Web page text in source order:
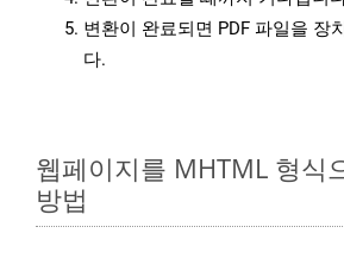
변환이 완료되면 PDF 파일을 장
다.
웹페이지를 MHTML 형식
방법